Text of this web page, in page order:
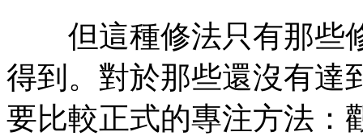
但這種修法只有那些
得到。對於那些還沒有達
要比較正式的專注方法：